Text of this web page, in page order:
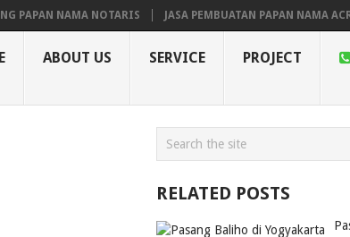
NOTARIS JASA PEMBUATAN PAPAN NAMA ACRYLIC
ABOUT US SERVICE PROJECT
RELATED POSTS